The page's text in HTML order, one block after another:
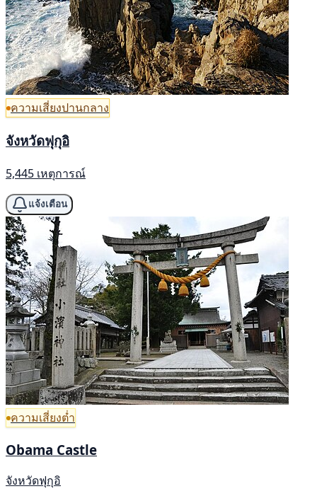
ความเสี่ยงปานกลาง
จังหวัดฟุกุอิ
5,445 เหตุการณ์
แจ้งเตือน
ความเสี่ยงต่ำ
Obama Castle
จังหวัดฟุกุอิ